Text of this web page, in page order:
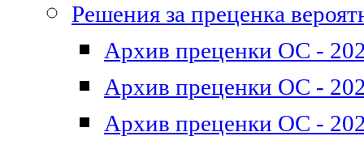
Решения за преценка
Архив преценки ОС -
Архив преценки ОС -
Архив преценки ОС -